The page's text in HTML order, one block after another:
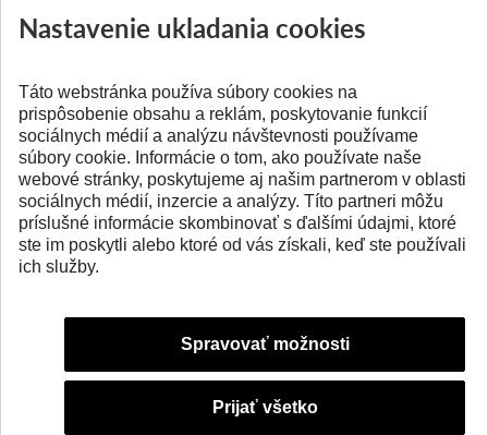
Pridané 28.07.2026 Pridané 23.06.2026
SPÄŤ NA VRCH
Nastavenie ukladania cookies
Táto webstránka používa súbory cookies na
prispôsobenie obsahu a reklám, poskytovanie funkcií
sociálnych médií a analýzu návštevnosti používame
súbory cookie. Informácie o tom, ako používate naše
webové stránky, poskytujeme aj našim partnerom v oblasti
sociálnych médií, inzercie a analýzy. Títo partneri môžu
príslušné informácie skombinovať s ďalšími údajmi, ktoré
ste im poskytli alebo ktoré od vás získali, keď ste používali
ich služby.
Spravovať možnosti
Prijať všetko